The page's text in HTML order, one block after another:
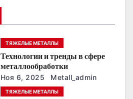
ТЯЖЕЛЫЕ МЕТАЛЛЫ
Технологии и тренды в сфере
металлообработки
Ноя 6, 2025 Metall_admin
ТЯЖЕЛЫЕ МЕТАЛЛЫ